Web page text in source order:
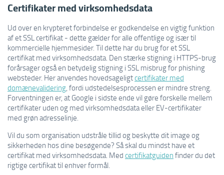
Certifikater med virksomhedsdata
Ud over en krypteret forbindelse er godkendelse en vigtig funktion
af et SSL certifikat - dette gælder for alle offentlige og især til
kommercielle hjemmesider. Til dette har du brug for et SSL
certifikat med virksomhedsdata. Den stærke stigning i HTTPS-brug
forårsager også en betydelig stigning i SSL misbrug for phishing
websteder. Her anvendes hovedsageligtcertifikater med
domænevalidering, fordi udstedelsesprocessen er mindre streng.
Forventningen er, at Google i sidste ende vil gøre forskelle mellem
certifikater uden og med virksomhedsdata eller EV-certifikater
med grøn adresselinje.
Vil du som organisation udstråle tillid og beskytte dit image og
sikkerheden hos dine besøgende? Så skal du mindst have et
certifikat med virksomhedsdata. Med certifikatguiden finder du det
rigtige certifikat til enhver formål.